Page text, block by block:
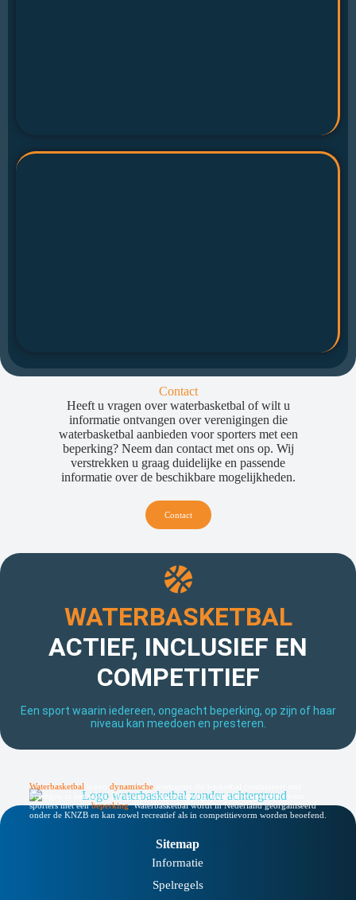
Contact
Heeft u vragen over waterbasketbal of wilt u
informatie ontvangen over verenigingen die
waterbasketbal aanbieden voor sporters met een
beperking? Neem dan contact met ons op. Wij
verstrekken u graag duidelijke en passende
informatie over de beschikbare mogelijkheden.
Contact
WATERBASKETBAL
ACTIEF, INCLUSIEF EN
COMPETITIEF
Een sport waarin iedereen, ongeacht beperking, op zijn of haar
niveau kan meedoen en presteren.
Waterbasketbal dynamische
bewegen in het water. De sport is laagdrempelig, inclusief en geschikt voor
sporters met een beperking.Waterbasketbal wordt in Nederland georganiseerd
onder de KNZB en kan zowel recreatief als in competitievorm worden beoefend.
Sitemap
Informatie
Spelregels